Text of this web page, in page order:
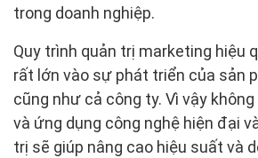
trong doanh nghiệp.
Quy trình quản trị marketing hiệu
rất lớn vào sự phát triển của sản
cũng như cả công ty. Vì vậy
và ứng dụng công nghệ hiện đại
trị sẽ giúp nâng cao hiệu suất và